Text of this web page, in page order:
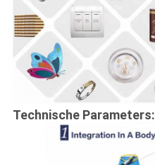
Technische Parameters: